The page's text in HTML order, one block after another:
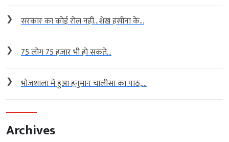
❯ सरकार का कोई रोल नहीं…शेख हसीना के...
❯ 75 लोग 75 हजार भी हो सकते...
❯ भोजशाला में हुआ हनुमान चालीसा का पाठ,...
Archives